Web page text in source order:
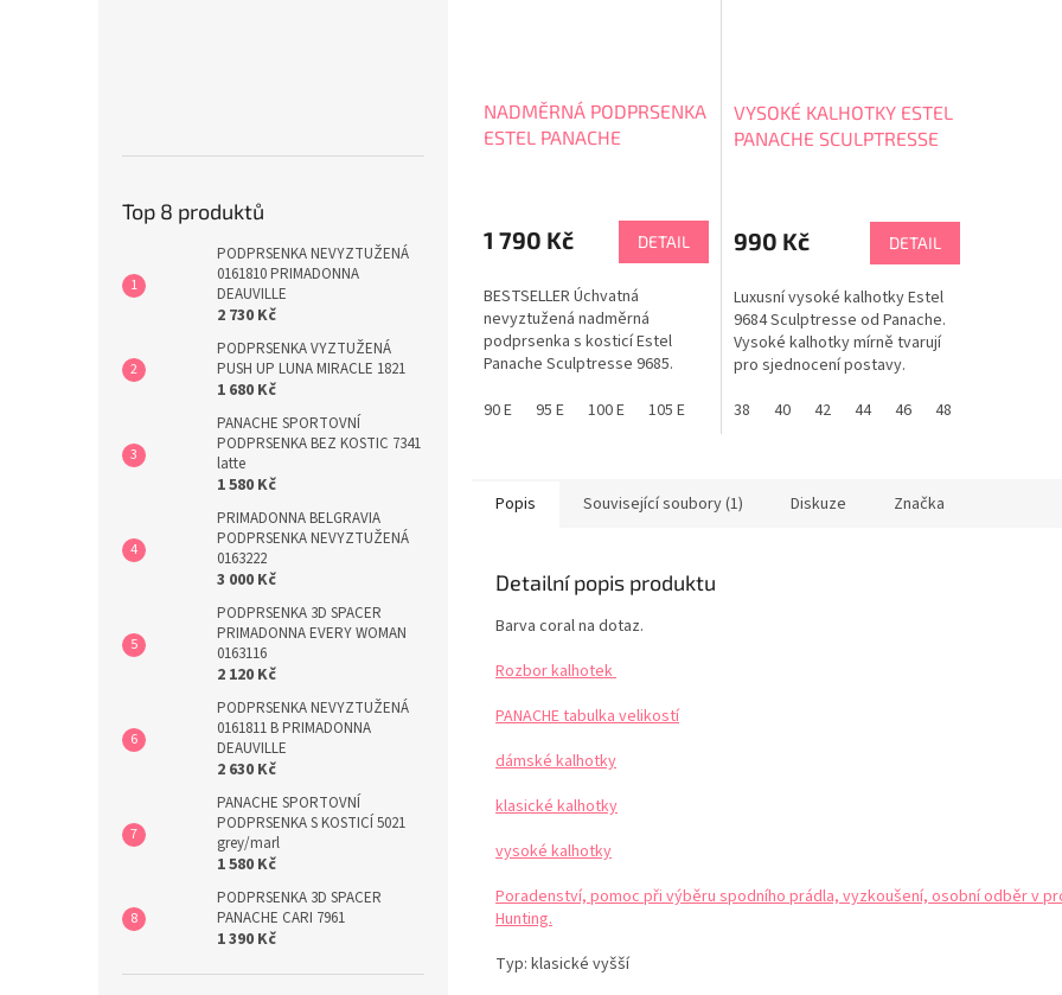
Top 8 produktů
PODPRSENKA NEVYZTUŽENÁ
0161810 PRIMADONNA
DEAUVILLE
2 730 Kč
PODPRSENKA VYZTUŽENÁ
PUSH UP LUNA MIRACLE 1821
1 680 Kč
PANACHE SPORTOVNÍ
PODPRSENKA BEZ KOSTIC 7341
latte
1 580 Kč
PRIMADONNA BELGRAVIA
PODPRSENKA NEVYZTUŽENÁ
0163222
3 000 Kč
PODPRSENKA 3D SPACER
PRIMADONNA EVERY WOMAN
0163116
2 120 Kč
PODPRSENKA NEVYZTUŽENÁ
0161811 B PRIMADONNA
DEAUVILLE
2 630 Kč
PANACHE SPORTOVNÍ
PODPRSENKA S KOSTICÍ 5021
grey/marl
1 580 Kč
PODPRSENKA 3D SPACER
PANACHE CARI 7961
1 390 Kč
NADMĚRNÁ PODPRSENKA
ESTEL PANACHE
1 790 Kč DETAIL
BESTSELLER Úchvatná
nevyztužená nadměrná
podprsenka s kosticí Estel
Panache Sculptresse 9685.
s boky a je ideální pro ženy s
pro lepší tvar. Strečové
90 E 95 E 100 E 105 E 75 F 80 F 85 F 90 F 95 F
VYSOKÉ KALHOTKY ESTEL
PANACHE SCULPTRESSE
990 Kč DETAIL
Luxusní vysoké kalhotky Estel
9684 Sculptresse od Panache.
Vysoké kalhotky mírně tvarují
pro sjednocení postavy.
střihu. Mikrovlákno má výborné
tabulka velikostí
38 40 42 44 46 48
Popis Související soubory (1) Diskuze Značka
Detailní popis produktu
Barva coral na dotaz.
Rozbor kalhotek
PANACHE tabulka velikostí
dámské kalhotky
klasické kalhotky
vysoké kalhotky
Poradenství, pomoc při výběru spodního prádla, vyzkoušení, osobní odběr v
Hunting.
Typ: klasické vyšší